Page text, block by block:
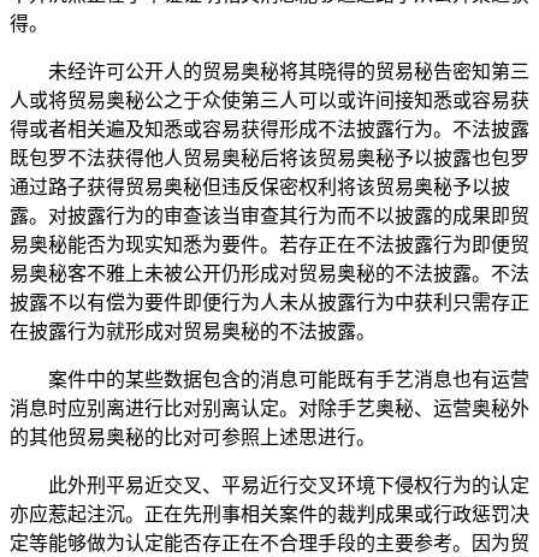
得。
未经许可公开人的贸易奥秘将其晓得的贸易秘告密知第三
人或将贸易奥秘公之于众使第三人可以或许间接知悉或容易获
得或者相关遍及知悉或容易获得形成不法披露行为。不法披露
既包罗不法获得他人贸易奥秘后将该贸易奥秘予以披露也包罗
通过路子获得贸易奥秘但违反保密权利将该贸易奥秘予以披
露。对披露行为的审查该当审查其行为而不以披露的成果即贸
易奥秘能否为现实知悉为要件。若存正在不法披露行为即便贸
易奥秘客不雅上未被公开仍形成对贸易奥秘的不法披露。不法
披露不以有偿为要件即便行为人未从披露行为中获利只需存正
在披露行为就形成对贸易奥秘的不法披露。
案件中的某些数据包含的消息可能既有手艺消息也有运营
消息时应别离进行比对别离认定。对除手艺奥秘、运营奥秘外
的其他贸易奥秘的比对可参照上述思进行。
此外刑平易近交叉、平易近行交叉环境下侵权行为的认定
亦应惹起注沉。正在先刑事相关案件的裁判成果或行政惩罚决
定等能够做为认定能否存正在不合理手段的主要参考。因为贸